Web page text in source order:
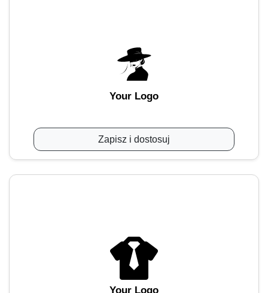
Your Logo
Zapisz i dostosuj
Your Logo